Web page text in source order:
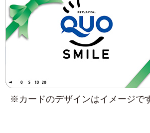
※カードのデザインはイメージで